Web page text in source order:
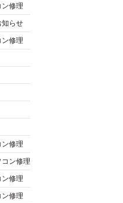
修理
知らせ
修理
修理
ン修理
修理
修理